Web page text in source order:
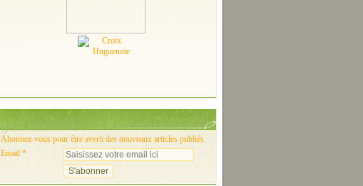
Abonnez-vous pour être averti des nouveaux articles publiés.
Email